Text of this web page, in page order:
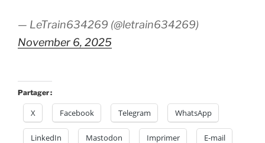
— LeTrain634269 (@letrain634269)
November 6, 2025
Partager :
X Facebook Telegram WhatsApp
LinkedIn Mastodon Imprimer E-mail